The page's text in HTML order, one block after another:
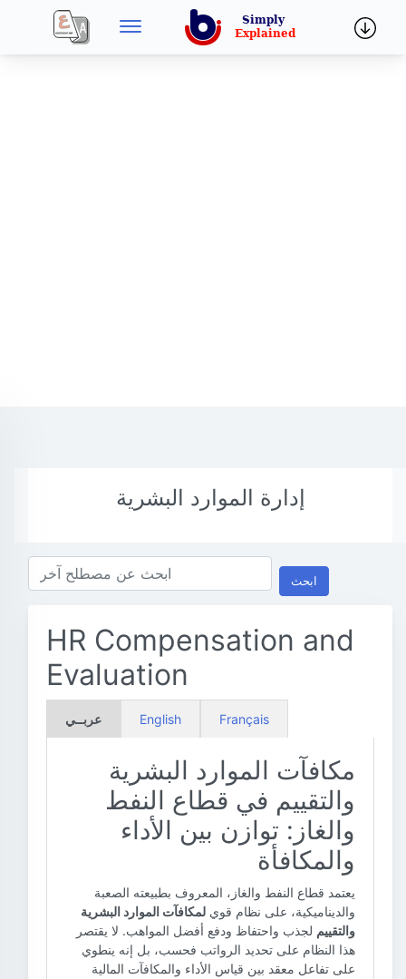
إدارة الموارد البشرية
ابحث
HR Compensation and
Evaluation
عربــي English Français
مكافآت الموارد البشرية
والتقييم في قطاع النفط
والغاز: توازن بين الأداء
والمكافأة
يعتمد قطاع النفط والغاز، المعروف بطبيعته الصعبة
والديناميكية، على نظام قوي لمكافآت الموارد البشرية
والتقييم لجذب واحتفاظ ودفع أفضل المواهب. لا يقتصر
هذا النظام على تحديد الرواتب فحسب، بل إنه ينطوي
على تفاعل معقد بين قياس الأداء والمكافآت المالية